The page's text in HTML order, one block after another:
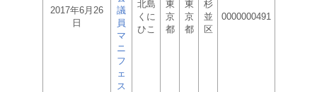
2017年6月26
日
議
員
マ
ニ
フ
ェ
ス
北島
くに
ひこ
東
京
都
東
京
都
杉
並
区
0000000491